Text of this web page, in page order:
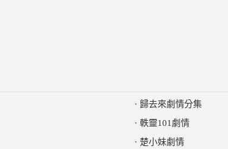
· 歸去來劇情分集
· 軼靈101劇情
· 楚小妹劇情